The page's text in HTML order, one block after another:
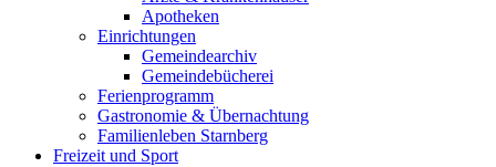
Apotheken
Einrichtungen
Gemeindearchiv
Gemeindebücherei
Ferienprogramm
Gastronomie & Übernachtung
Familienleben Starnberg
Freizeit und Sport